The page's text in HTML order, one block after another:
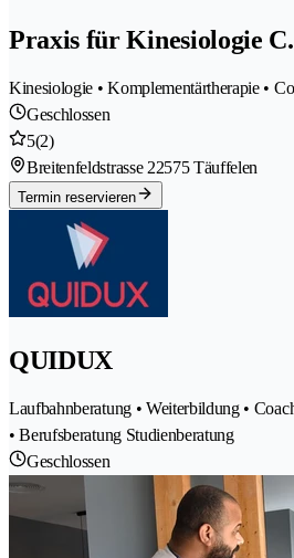
Praxis für Kinesiologie
Kinesiologie • Komplementärtherapie •
Geschlossen
5(2)
Breitenfeldstrasse 22575 Täuffelen
Termin reservieren
QUIDUX
Laufbahnberatung • Weiterbildung •
• Berufsberatung Studienberatung
Geschlossen